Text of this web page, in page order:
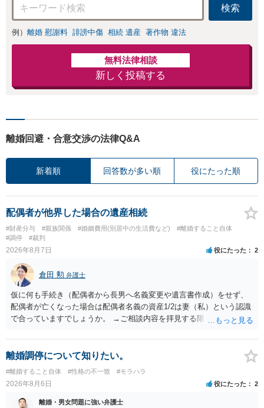
検索
例） 離婚 慰謝料 誹謗中傷 相続 遺産 著作物 違法
無料法律相談
新しく投稿する
離婚回避・合意交渉の法律Q&A
新着順 回答数が多い順 役にたった順
配偶者が他界した場合の遺産相続
#財産分与 #親族関係 #婚姻費用(別居中の生活費など)
#離婚すること自体
#調停
#裁判
2026年8月7日 役にたった 2
倉田 勲 弁護士
仮に何も手続き（配偶者から長男へ名義変更や遺言書作成）をせず、
配偶者が亡くなった場合は配偶者名義の資産1/2は妻（私）という認識
で合っていますでしょうか。 →ご相談内容を拝見する限りでは、その
完全に所有する場合は、他の相続人に対して自宅の評価額の１/２の代
償金の支払いが必要になります。
離婚調停について知りたい。
#離婚すること自体 #性格の不一致 #モラハラ
2026年8月6日 役にたった 2
離婚・男女問題に強い弁護士